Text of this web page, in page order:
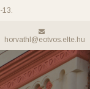
13.
horvathl@eotvos.elte.hu